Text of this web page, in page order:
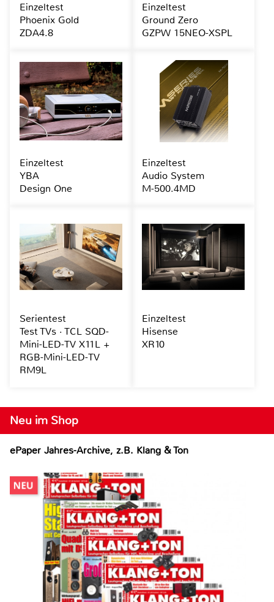
Neu im Shop
ePaper Jahres-Archive, z.B. Klang & Ton
Einzeltest
Phoenix Gold
ZDA4.8
Einzeltest
Ground Zero
GZPW 15NEO-XSPL
Einzeltest
YBA
Design One
Einzeltest
Audio System
M-500.4MD
Serientest
Test TVs · TCL SQD-
Mini-LED-TV X11L +
RGB-Mini-LED-TV
RM9L
Einzeltest
Hisense
XR10